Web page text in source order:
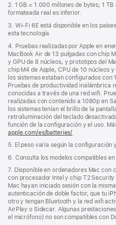
2. 1 GB = 1.000 millones de bytes; 1
formateada real es inferior.
3. Wi‑Fi 6E está disponible en los
esta tecnología.
4. Pruebas realizadas por Apple en
MacBook Air de 13 pulgadas con chip
y GPU de 8 núcleos, y prototipos del
chip M4 de Apple, CPU de 10 núcleos
los sistemas estaban configurados con
Pruebas de productividad inalámbrica
conocidas a través de una red wifi.
realizadas con contenido a 1080p en
los sistemas tenían el brillo de la
retroiluminación del teclado
función de la configuración y el uso.
apple.com/es/batteries/
5. El peso varía según la configuración
6. Consulta los modelos compatibles en
7. Disponible en ordenadores Mac con
con procesador Intel y chip T2
Mac hayan iniciado sesión con la
autenticación de doble factor, que tu
otro y tengan Bluetooth y la red wifi
AirPlay o Sidecar. Algunas
el micrófono) no son compatibles con